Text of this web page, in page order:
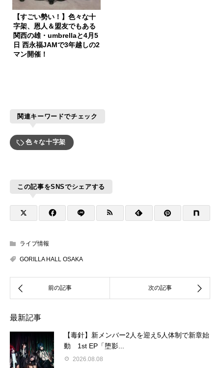
【すごい勢い！】色々な十
字架、恩人＆盟友でもある
関西の雄・umbrellaと4月5
日 西永福JAMで3年越しの2
マン開催！
関連キーワードでチェック
色々な十字架
この記事をSNSでシェアする
ライブ情報
GORILLA HALL OSAKA
最新記事
【毒針】新メンバー2人を迎え5人体制で新章始
動 1st EP「堕影...
2026.08.08